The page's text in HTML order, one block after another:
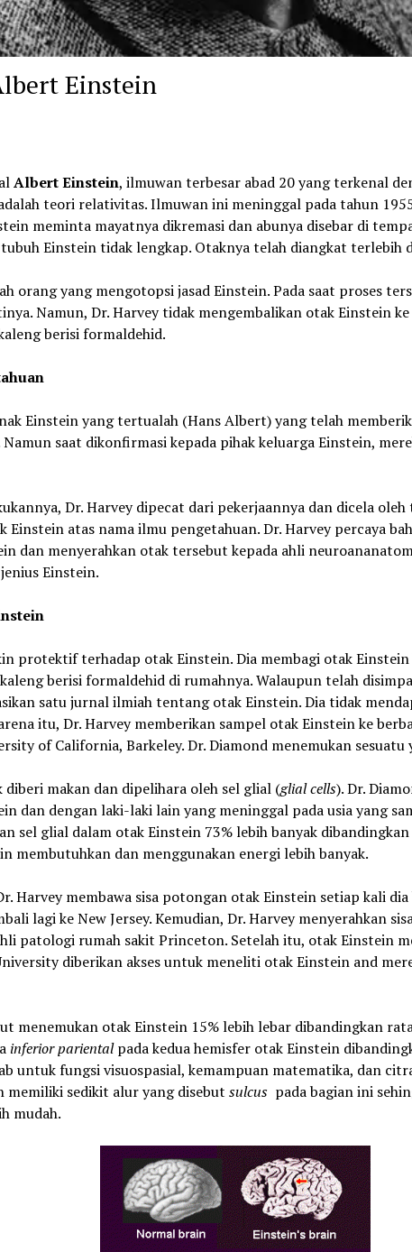
Einstein
Albert Einstein, ilmuwan terbesar abad 20 yang terkenal
teori relativitas. Ilmuwan ini meninggal pada tahun
meminta mayatnya dikremasi dan abunya disebar di
Einstein tidak lengkap. Otaknya telah diangkat terlebih
orang yang mengotopsi jasad Einstein. Pada saat proses
Namun, Dr. Harvey tidak mengembalikan otak Einstein
berisi formaldehid.
Einstein yang tertualah (Hans Albert) yang telah
saat dikonfirmasi kepada pihak keluarga Einstein,
Dr. Harvey dipecat dari pekerjaannya dan dicela
atas nama ilmu pengetahuan. Dr. Harvey percaya
dan menyerahkan otak tersebut kepada ahli
Einstein.
protektif terhadap otak Einstein. Dia membagi otak
berisi formaldehid di rumahnya. Walaupun telah
satu jurnal ilmiah tentang otak Einstein. Dia tidak
itu, Dr. Harvey memberikan sampel otak Einstein ke
of California, Barkeley. Dr. Diamond menemukan
makan dan dipelihara oleh sel glial (glial cells). Dr.
dan dengan laki-laki lain yang meninggal pada usia yang
sel glial dalam otak Einstein 73% lebih banyak
membutuhkan dan menggunakan energi lebih banyak.
Harvey membawa sisa potongan otak Einstein setiap kali
lagi ke New Jersey. Kemudian, Dr. Harvey menyerahkan
patologi rumah sakit Princeton. Setelah itu, otak Einstein
diberikan akses untuk meneliti otak Einstein and
menemukan otak Einstein 15% lebih lebar dibandingkan
inferior parientalpada kedua hemisfer otak Einstein
untuk fungsi visuospasial, kemampuan matematika, dan
memiliki sedikit alur yang disebut sulcus pada bagian ini
mudah.